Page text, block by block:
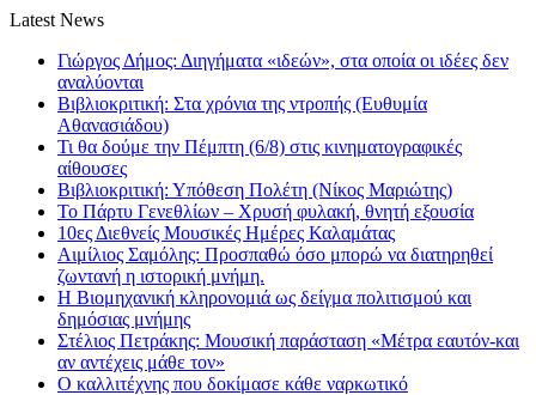
Latest News
Γιώργος Δήμος: Διηγήματα «ιδεών», στα οποία οι ιδέες δεν
αναλύονται
Βιβλιοκριτική: Στα χρόνια της ντροπής (Ευθυμία
Αθανασιάδου)
Τι θα δούμε την Πέμπτη (6/8) στις κινηματογραφικές
αίθουσες
Βιβλιοκριτική: Υπόθεση Πολέτη (Νίκος Μαριώτης)
Το Πάρτυ Γενεθλίων – Χρυσή φυλακή, θνητή εξουσία
10ες Διεθνείς Μουσικές Ημέρες Καλαμάτας
Αιμίλιος Σαμόλης: Προσπαθώ όσο μπορώ να διατηρηθεί
ζωντανή η ιστορική μνήμη.
Η Βιομηχανική κληρονομιά ως δείγμα πολιτισμού και
δημόσιας μνήμης
Στέλιος Πετράκης: Μουσική παράσταση «Μέτρα εαυτόν-και
αν αντέχεις μάθε τον»
Ο καλλιτέχνης που δοκίμασε κάθε ναρκωτικό